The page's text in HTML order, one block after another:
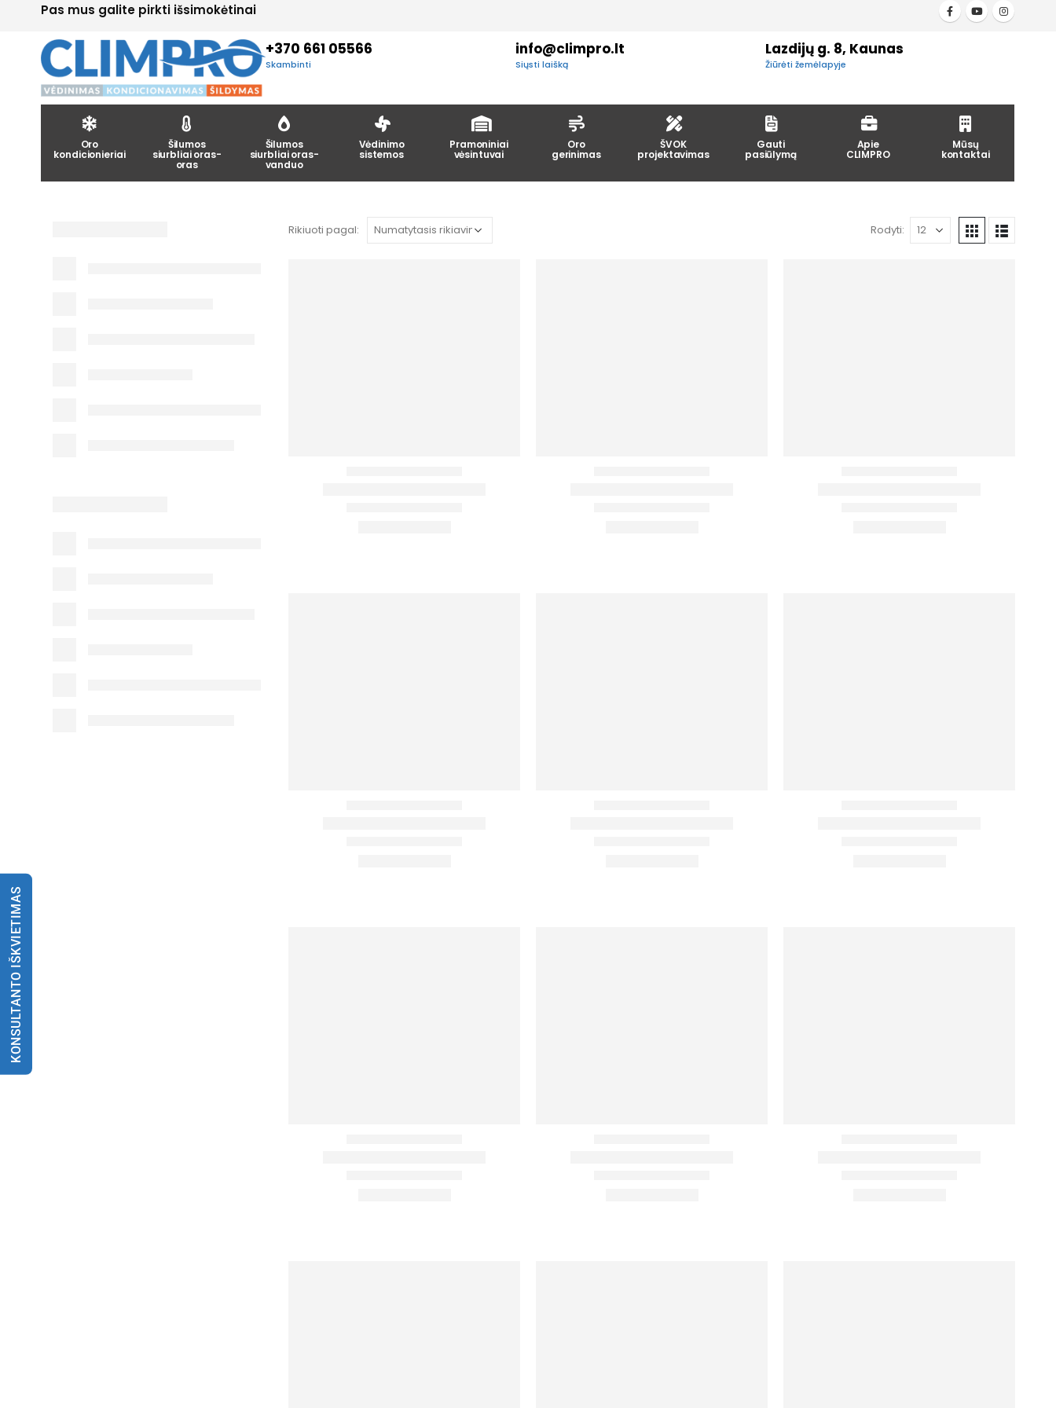
Pas mus galite pirkti išsimokėtinai
+370 661 05566
Skambinti
info@climpro.lt
Siųsti laišką
Lazdijų g. 8, Kaunas
Žiūrėti žemėlapyje
Oro
kondicionieriai
Šilumos
siurbliai oras-
oras
Šilumos
siurbliai oras-
vanduo
Vėdinimo
sistemos
Pramoniniai
vėsintuvai
Oro
gerinimas
ŠVOK
projektavimas
Gauti
pasiūlymą
Apie
CLIMPRO
Mūsų
kontaktai
Rikiuoti pagal: Rodyti:
KONSULTANTO IŠKVIETIMAS